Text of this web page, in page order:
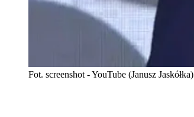
Fot. screenshot - YouTube (Janusz Jaskółka)